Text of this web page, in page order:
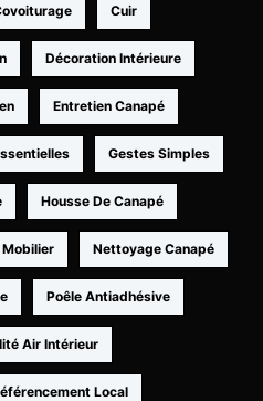
Cuir
Décoration Intérieure
Entretien Canapé
Gestes Simples
Housse De Canapé
Mobilier Nettoyage Canapé
Poêle Antiadhésive
Air Intérieur
Local